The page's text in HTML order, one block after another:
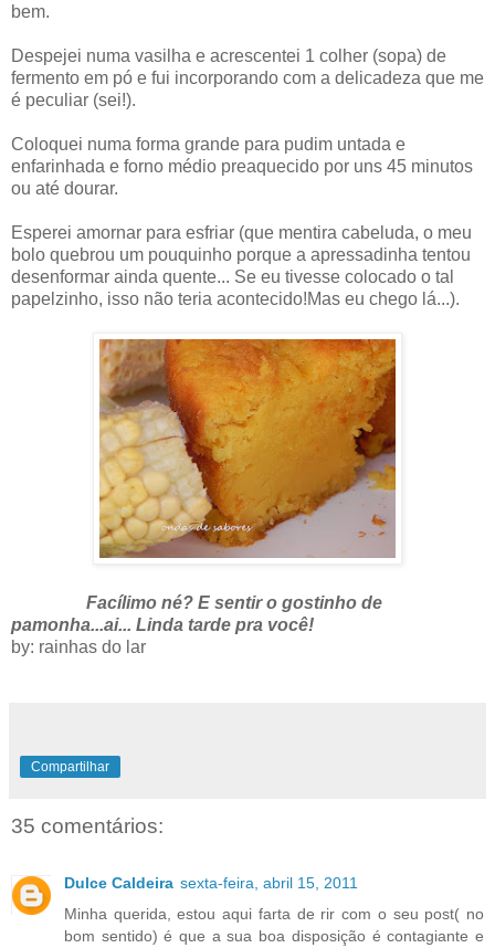
bem.
Despejei numa vasilha e acrescentei 1 colher (sopa) de
fermento em pó e fui incorporando com a delicadeza que me
é peculiar (sei!).
Coloquei numa forma grande para pudim untada e
enfarinhada e forno médio preaquecido por uns 45 minutos
ou até dourar.
Esperei amornar para esfriar (que mentira cabeluda, o meu
bolo quebrou um pouquinho porque a apressadinha tentou
desenformar ainda quente... Se eu tivesse colocado o tal
papelzinho, isso não teria acontecido!Mas eu chego lá...).
Facílimo né? E sentir o gostinho de
pamonha...ai... Linda tarde pra você!
by: rainhas do lar
Compartilhar
35 comentários:
Dulce Caldeira sexta-feira, abril 15, 2011
Minha querida, estou aqui farta de rir com o seu post( no
bom sentido) é que a sua boa disposição é contagiante e